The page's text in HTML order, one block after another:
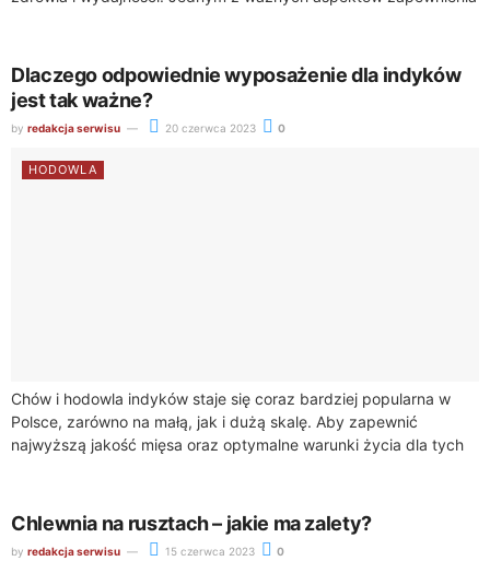
Dlaczego odpowiednie wyposażenie dla indyków
jest tak ważne?
by redakcja serwisu 20 czerwca 2023 0
HODOWLA
Chów i hodowla indyków staje się coraz bardziej popularna w
Polsce, zarówno na małą, jak i dużą skalę. Aby zapewnić
najwyższą jakość mięsa oraz optymalne warunki życia dla tych
Chlewnia na rusztach – jakie ma zalety?
by redakcja serwisu 15 czerwca 2023 0